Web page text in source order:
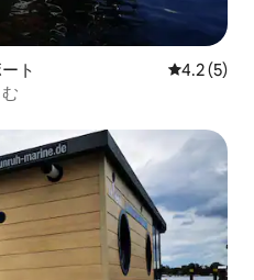
ト レビュー5
4.2 (5)